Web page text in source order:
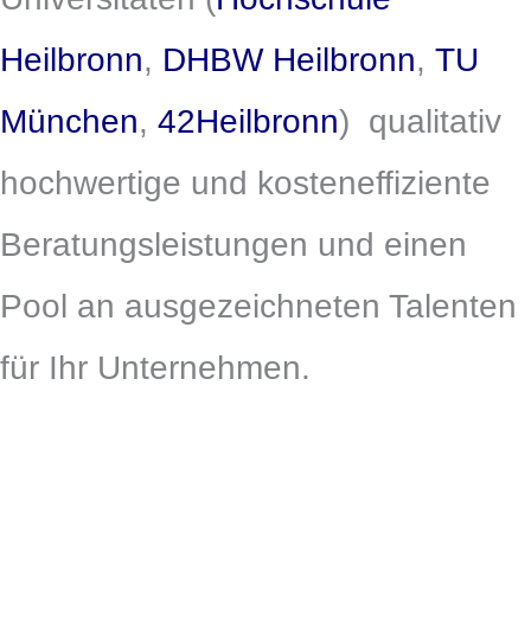
Heilbronn, DHBWHeilbronn, TU
München, 42Heilbronn) qualitativ
hochwertige und kosteneffiziente
Beratungsleistungen und einen
Pool an ausgezeichneten Talenten
für Ihr Unternehmen.